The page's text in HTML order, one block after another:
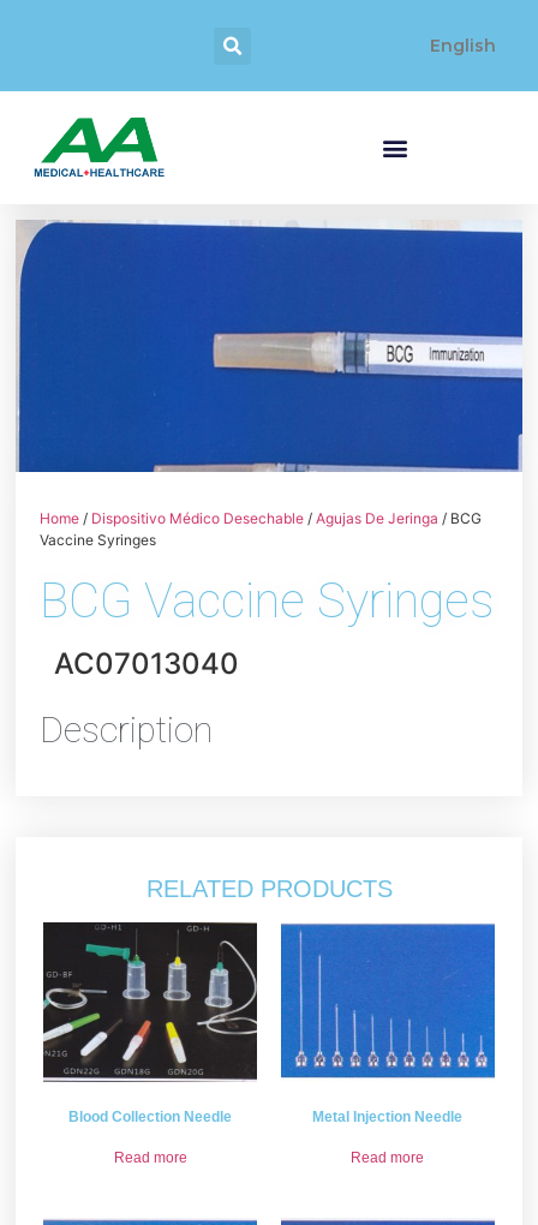
English
Home / Dispositivo Médico Desechable /Agujas De Jeringa / BCG
Vaccine Syringes
BCG Vaccine Syringes
AC07013040
Description
RELATED PRODUCTS
Blood Collection Needle
Read more
Metal Injection Needle
Read more